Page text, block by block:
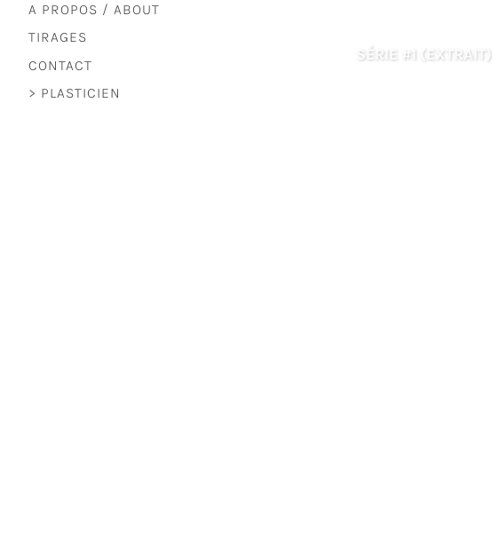
A PROPOS / ABOUT
TIRAGES
CONTACT
> PLASTICIEN
SÉRIE #1 (EXTRAIT)